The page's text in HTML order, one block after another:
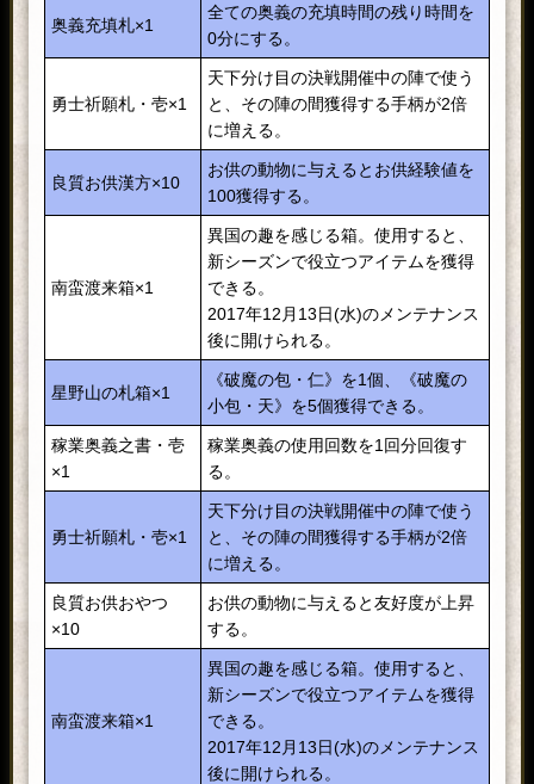
奥義充填札×1
全ての奥義の充填時間の残り時間を
0分にする。
勇士祈願札・壱×1
天下分け目の決戦開催中の陣で使う
と、その陣の間獲得する手柄が2倍
に増える。
良質お供漢方×10
お供の動物に与えるとお供経験値を
100獲得する。
南蛮渡来箱×1
異国の趣を感じる箱。使用すると、
新シーズンで役立つアイテムを獲得
できる。
2017年12月13日(水)のメンテナンス
後に開けられる。
星野山の札箱×1
《破魔の包・仁》を1個、《破魔の
小包・天》を5個獲得できる。
稼業奥義之書・壱
×1
稼業奥義の使用回数を1回分回復す
る。
勇士祈願札・壱×1
天下分け目の決戦開催中の陣で使う
と、その陣の間獲得する手柄が2倍
に増える。
良質お供おやつ
×10
お供の動物に与えると友好度が上昇
する。
南蛮渡来箱×1
異国の趣を感じる箱。使用すると、
新シーズンで役立つアイテムを獲得
できる。
2017年12月13日(水)のメンテナンス
後に開けられる。